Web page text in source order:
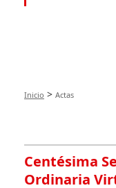
Inicio > Actas
Centésima
Ordinaria